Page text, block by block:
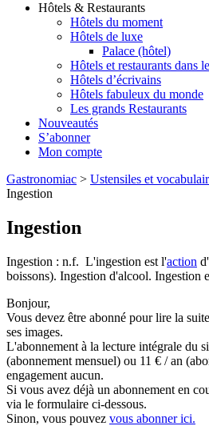
Hôtels & Restaurants
Hôtels du moment
Hôtels de luxe
Palace (hôtel)
Hôtels et restaurants dans
Hôtels d’écrivains
Hôtels fabuleux du monde
Les grands Restaurants
Nouveautés
S’abonner
Mon compte
Gastronomiac > Ustensiles et
Ingestion
Ingestion
Ingestion : n.f. L'ingestion est l'action
boissons). Ingestion d'alcool. Ingestion
Bonjour,
Vous devez être abonné pour lire la
ses images.
L'abonnement à la lecture intégrale du
(abonnement mensuel) ou 11 € / an
engagement aucun.
Si vous avez déjà un abonnement en
via le formulaire ci-dessous.
Sinon, vous pouvez vous abonner ici.